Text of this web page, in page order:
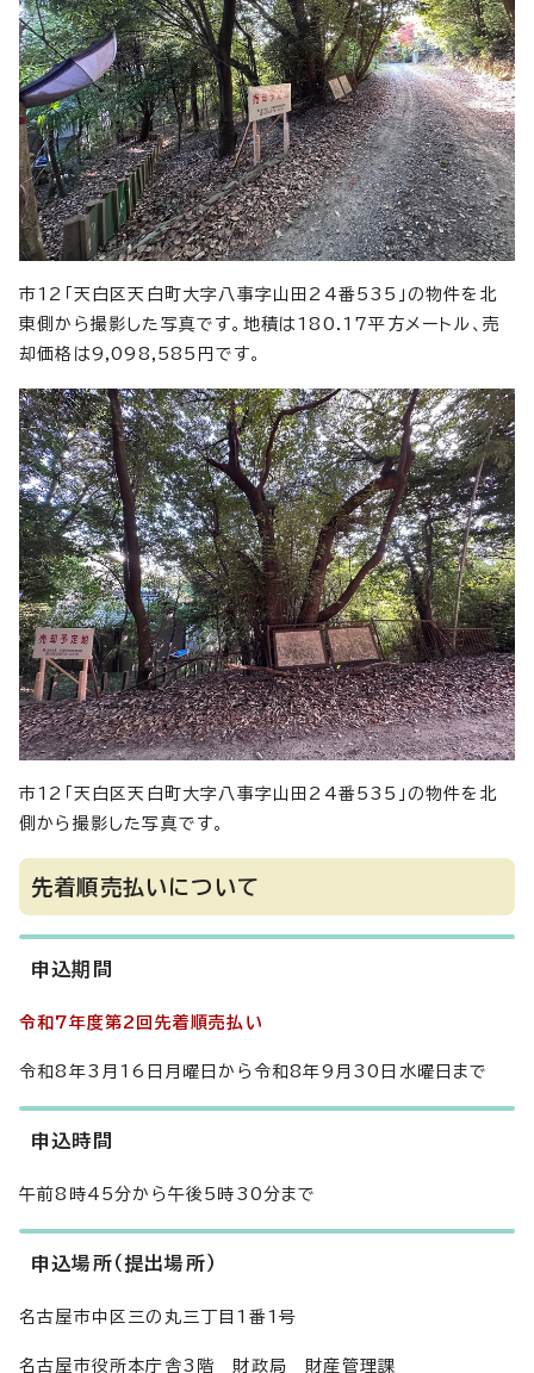
市12「天白区天白町大字八事字山田24番535」の物件を北
東側から撮影した写真です。地積は180.17平方メートル、売
却価格は9,098,585円です。
市12「天白区天白町大字八事字山田24番535」の物件を北
側から撮影した写真です。
先着順売払いについて
申込期間
令和7年度第2回先着順売払い
令和8年3月16日月曜日から令和8年9月30日水曜日まで
申込時間
午前8時45分から午後5時30分まで
申込場所（提出場所）
名古屋市中区三の丸三丁目1番1号
名古屋市役所本庁舎3階 財政局 財産管理課